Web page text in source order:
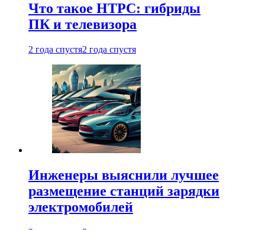
Что такое HTPC: гибриды
ПК и телевизора
2 года спустя2 года спустя
Инженеры выяснили лучшее
размещение станций зарядки
электромобилей